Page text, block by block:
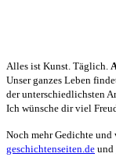
Alles ist Kunst. Täglich.
Unser ganzes Leben
der unterschiedlichsten
Ich wünsche dir viel
Noch mehr Gedichte
geschichtenseiten.de und